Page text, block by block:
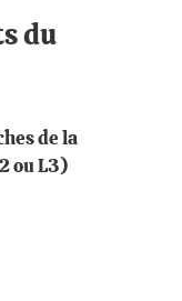
du
de la
ou L3)